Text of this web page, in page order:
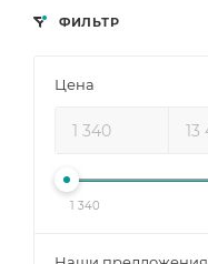
ФИЛЬТР
Цена
1 340